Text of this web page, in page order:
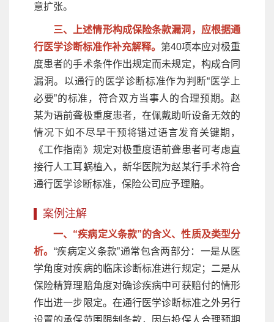
意扩张。
三、上述情形构成保险条款漏洞，应根据通
行医学诊断标准作补充解释。 第40项本应对极重
度患者的手术条件作出规定而未规定，构成合同
漏洞。以通行的医学诊断标准作为判断“医学上
必要”的标准，符合双方当事人的合理预期。赵
某为语前聋极重度患者，在佩戴助听设备无效的
情况下如不尽早干预将错过语言发育关键期，
《工作指南》规定对极重度语前聋患者可考虑直
接行人工耳蜗植入，新华医院为赵某行手术符合
通行医学诊断标准，保险公司应予理赔。
案例注解
一、“疾病定义条款”的含义、性质及类型分
析。 “疾病定义条款”通常包含两部分：一是从医
学角度对疾病的临床诊断标准进行规定；二是从
保险精算理赔角度对确诊疾病中可获赔付的情形
作出进一步限定。在通行医学诊断标准之外另行
设置的承保范围限制条款，因与投保人合理预期